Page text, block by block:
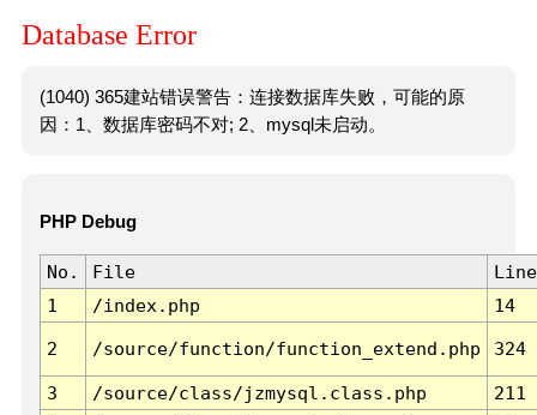
Database Error
(1040) 365建站错误警告：连接数据库失败，可能的原
因：1、数据库密码不对; 2、mysql未启动。
PHP Debug
No. File
Line
1
/index.php 14
2 /source/function/function_extend.php 324
3 /source/class/jzmysql.class.php
211